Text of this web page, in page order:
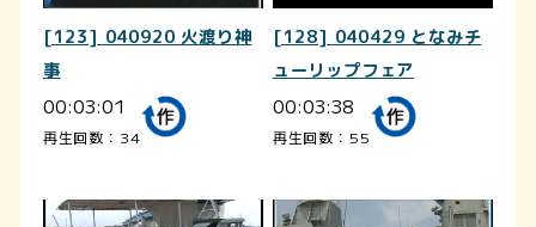
[123] 040920 火渡り神
事
00:03:01
再生回数：34
[128] 040429 となみチ
ューリップフェア
00:03:38
再生回数：55